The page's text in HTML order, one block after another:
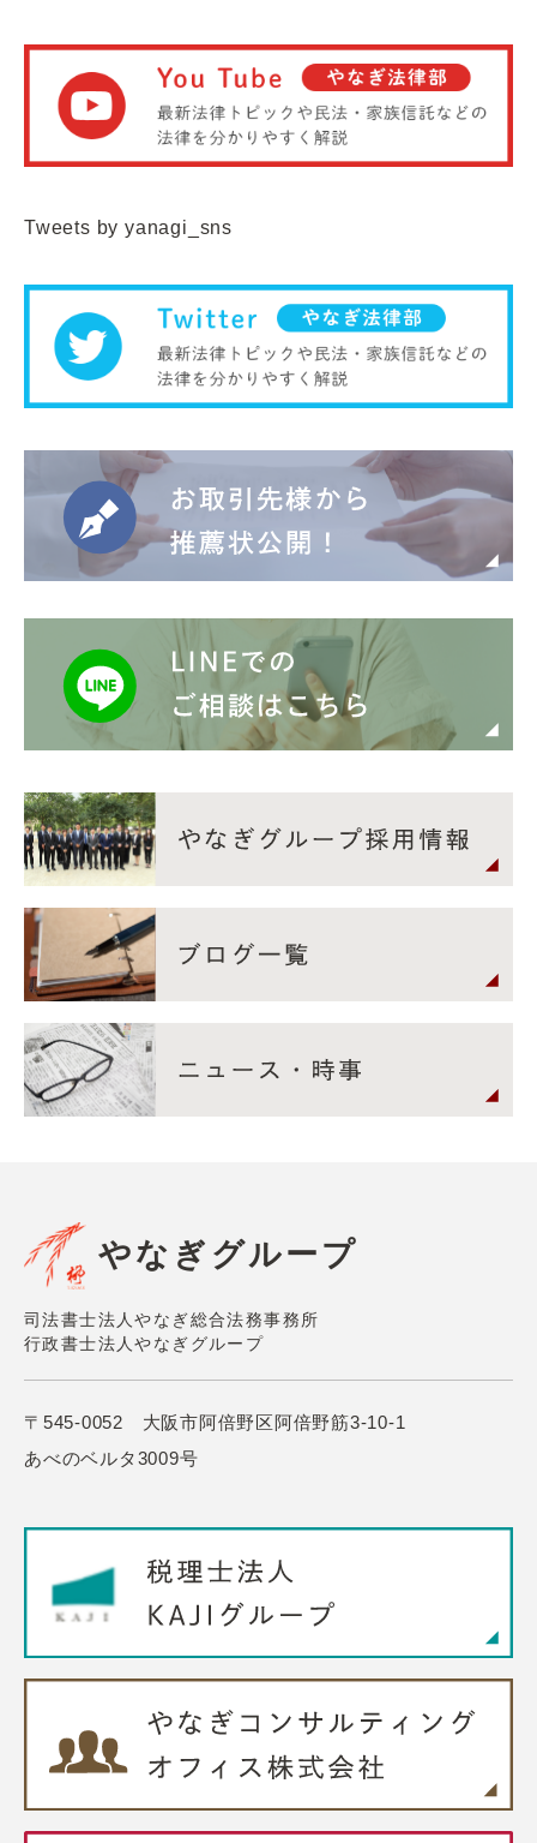
Tweets by yanagi_sns
やなぎグループ
司法書士法人やなぎ総合法務事務所
行政書士法人やなぎグループ
〒545-0052 大阪市阿倍野区阿倍野筋3-10-1
あべのベルタ3009号